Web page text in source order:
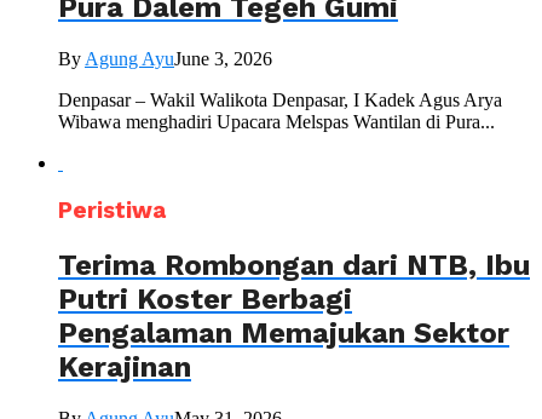
Pura Dalem Tegeh Gumi
By Agung AyuJune 3, 2026
Denpasar – Wakil Walikota Denpasar, I Kadek Agus Arya
Wibawa menghadiri Upacara Melspas Wantilan di Pura...
Peristiwa
Terima Rombongan dari NTB, Ibu
Putri Koster Berbagi
Pengalaman Memajukan Sektor
Kerajinan